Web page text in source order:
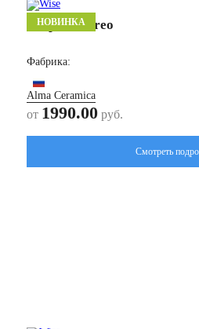
НОВИНКА
Стерео/ Stereo
Фабрика:
Alma Ceramica
от 1990.00 руб.
Смотреть